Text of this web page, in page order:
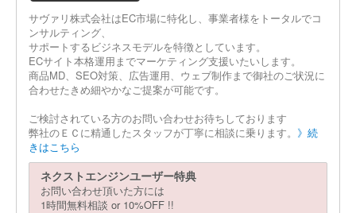
サヴァリ株式会社はEC市場に特化し、事業者様をトータルでコ
ンサルティング、
サポートするビジネスモデルを特徴としています。
ECサイト本格運用までマーケティング支援いたいします。
商品MD、SEO対策、広告運用、ウェブ制作まで御社のご状況に
合わせたきめ細やかなご提案が可能です。
ご検討されている方のお問い合わせお待ちしております
弊社のＥＣに精通したスタッフが丁寧に相談に乗ります。 》続
きはこちら
ネクストエンジンユーザー特典
お問い合わせ頂いた方には
1時間無料相談 or 10%OFF !!